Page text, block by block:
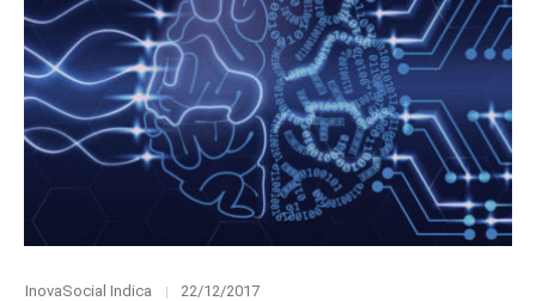
Category
InovaSocial Indica
Posted
22/12/2017